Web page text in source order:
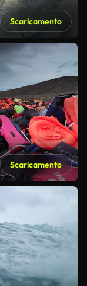
Scaricamento
Scaricamento